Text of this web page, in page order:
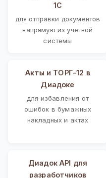
1С
для отправки документов
напрямую из учетной
системы
Акты и ТОРГ-12 в
Диадоке
для избавления от
ошибок в бумажных
накладных и актах
Диадок API для
разработчиков